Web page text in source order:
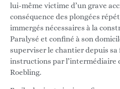
lui-même victime d’un grave
conséquence des plongées
immergés nécessaires à la
Paralysé et confiné à son
superviser le chantier depuis
instructions par l’intermédiaire
Roebling.